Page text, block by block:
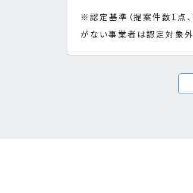
※認定基準（提案件数1点
がない事業者は認定対象外